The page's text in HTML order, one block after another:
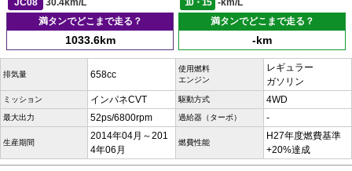
JC08
30.4km/L 10・15
-km/L
満タンでどこまで走る？
1033.6km
満タンでどこまで走る？
-km
排気量 658cc
使用燃料
エンジン
レギュラー
ガソリン
ミッション インパネCVT 駆動方式 4WD
最大出力 52ps/6800rpm 過給器（ターボ） -
生産期間
2014年04月～201
4年06月
燃費性能
H27年度燃費基準
+20%達成